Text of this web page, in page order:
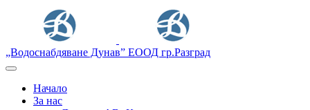
„Водоснабдяване Дунав” ЕООД гр.Разград
Начало
За нас